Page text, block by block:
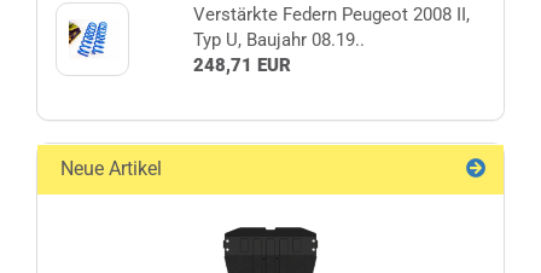
Verstärkte Federn Peugeot 2008 II,
Typ U, Baujahr 08.19..
248,71 EUR
Neue Artikel